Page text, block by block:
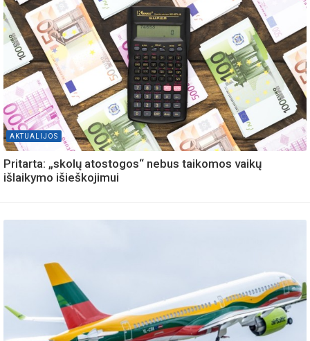
AKTUALIJOS
Pritarta: „skolų atostogos“ nebus taikomos vaikų
išlaikymo išieškojimui